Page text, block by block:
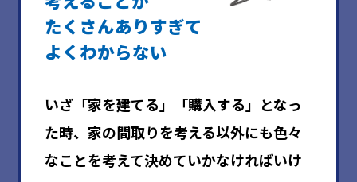
たくさんありすぎて
よくわからない
いざ「家を建てる」「購入する」となっ
た時、家の間取りを考える以外にも色々
なことを考えて決めていかなければいけ